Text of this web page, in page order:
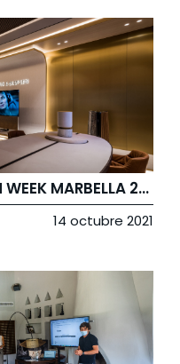
PARTICIPAMOS EN DESIGN WEEK MARBELLA 2021
14 octubre 2021